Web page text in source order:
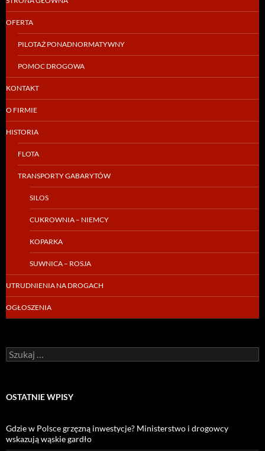
OFERTA
PILOTAŻ PONADNORMATYWNY
POMOC DROGOWA
KONTAKT
O FIRMIE
HISTORIA
FLOTA
TRANSPORTY GABARYTÓW
SILOS
CUKROWNIA – NIEMCY
KOPARKA
SUWNICA – ROSJA
UTRUDNIENIA NA DROGACH
OGŁOSZENIA
Szukaj:
OSTATNIE WPISY
Gdzie w Polsce grzęzną inwestycje? Ministerstwo i drogowcy
wskazują wąskie gardło